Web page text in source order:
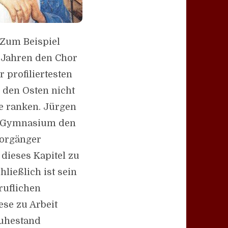
Beispiel
den Chor
profiliertesten
Osten nicht
ranken. Jürgen
den
Kapitel zu
ist sein
zu Arbeit